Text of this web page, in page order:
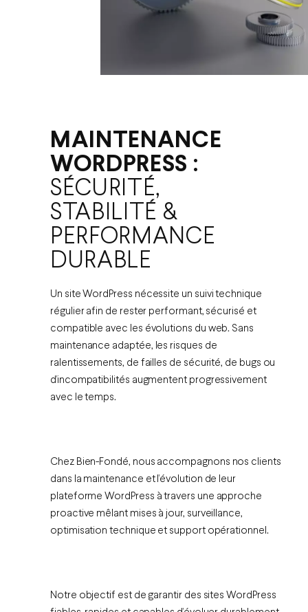
MAINTENANCE
WORDPRESS :
SÉCURITÉ,
STABILITÉ &
PERFORMANCE
DURABLE
Un site WordPress nécessite un suivi technique
régulier afin de rester performant, sécurisé et
compatible avec les évolutions du web. Sans
maintenance adaptée, les risques de
ralentissements, de failles de sécurité, de bugs ou
d’incompatibilités augmentent progressivement
avec le temps.
Chez Bien-Fondé, nous accompagnons nos clients
dans la maintenance et l’évolution de leur
plateforme WordPress à travers une approche
proactive mêlant mises à jour, surveillance,
optimisation technique et support opérationnel.
Notre objectif est de garantir des sites WordPress